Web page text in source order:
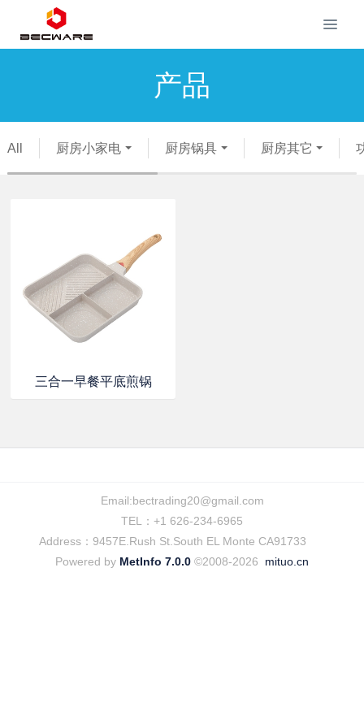
产品
All 厨房小家电 厨房锅具 厨房其它
三合一早餐平底煎锅
Email:bectrading20@gmail.com
TEL：+1 626-234-6965
Address：9457E.Rush St.South EL Monte CA91733
Powered by MetInfo 7.0.0 ©2008-2026 mituo.cn